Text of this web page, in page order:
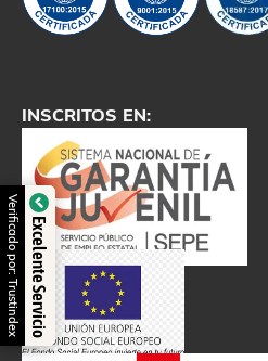
INSCRITOS EN:
Excelente Servicio
Verificado por: Trustindex